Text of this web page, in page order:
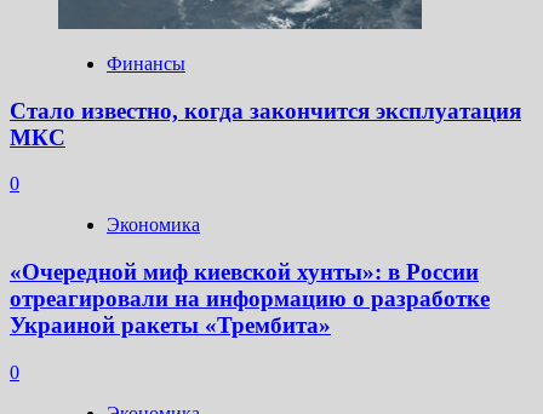
Финансы
Стало известно, когда закончится эксплуатация
МКС
0
Экономика
«Очередной миф киевской хунты»: в России
отреагировали на информацию о разработке
Украиной ракеты «Трембита»
0